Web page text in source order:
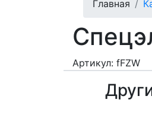
Главная
Артикул: fFZW